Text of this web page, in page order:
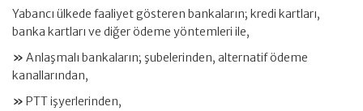
Yabancı ülkede faaliyet gösteren bankaların; kredi kartları,
banka kartları ve diğer ödeme yöntemleri ile,
» Anlaşmalı bankaların; şubelerinden, alternatif ödeme
kanallarından,
» PTT işyerlerinden,